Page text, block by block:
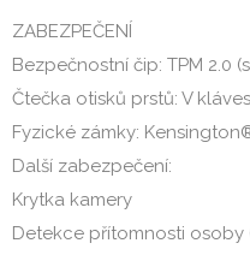
ZABEZPEČENÍ
Bezpečnostní čip: TPM 2.0
Čtečka otisků prstů: V
Fyzické zámky:
Další zabezpečení:
Krytka kamery
Detekce přítomnosti osoby